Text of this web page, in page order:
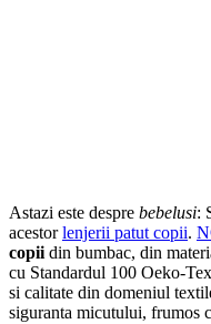
Astazi este despre bebelusi:
acestorlenjerii patut copii.
copii din bumbac, din
cu Standardul 100 Oeko-
si calitate din domeniul
siguranta micutului, frumos